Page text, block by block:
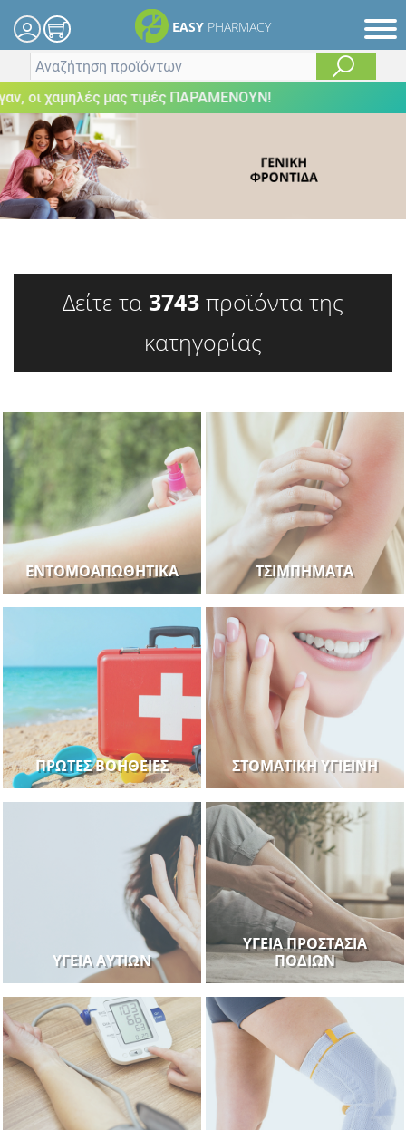
EASY PHARMACY
χαμηλές μας τιμές ΠΑΡΑΜΕΝΟΥΝ!
Δείτε τα 3743 προϊόντα της
κατηγορίας
ΕΝΤΟΜΟΑΠΩΘΗΤΙΚΆ ΤΣΙΜΠΉΜΑΤΑ
ΠΡΏΤΕΣ ΒΟΉΘΕΙΕΣ ΣΤΟΜΑΤΙΚΉ ΥΓΙΕΙΝΉ
ΥΓΕΊΑ ΑΥΤΙΏΝ
ΥΓΕΊΑ ΠΡΟΣΤΑΣΊΑ
ΠΟΔΙΏΝ